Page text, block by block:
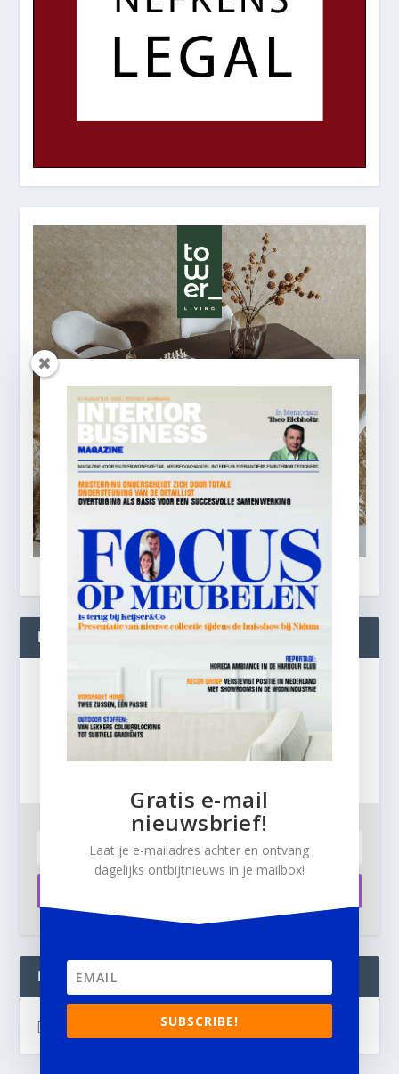
BLIJF OP DE HOOGTE!
Gratis
e-mail nieuwsbrief!
Laat je e-mailadres achter en ontvang dagelijks
ontbijtnieuws in je mailbox.
INTERIOR BUSINESS LIVE:
[instagram-feed]
Gratis e-mail
nieuwsbrief!
Laat je e-mailadres achter en ontvang
dagelijks ontbijtnieuws in je mailbox!
SUBSCRIBE!